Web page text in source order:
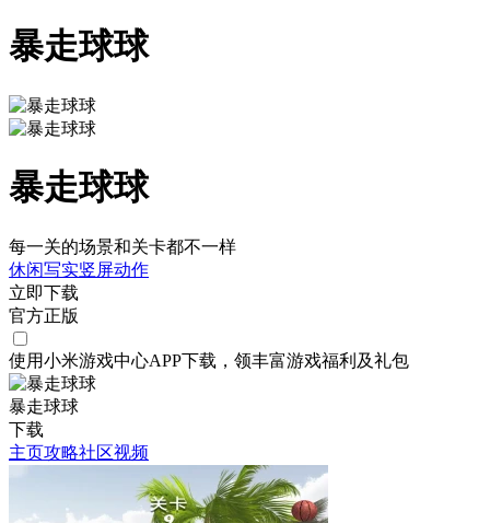
暴走球球
暴走球球
每一关的场景和关卡都不一样
休闲写实竖屏动作
立即下载
官方正版
使用小米游戏中心APP下载 ，领丰富游戏福利 及礼包
暴走球球
下载
主页攻略社区视频